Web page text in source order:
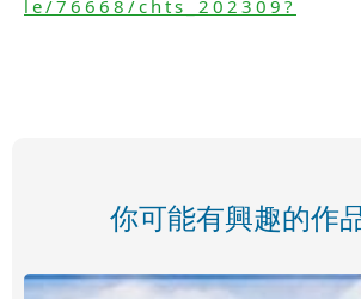
le/76668/chts_202309?
你可能有興趣的作